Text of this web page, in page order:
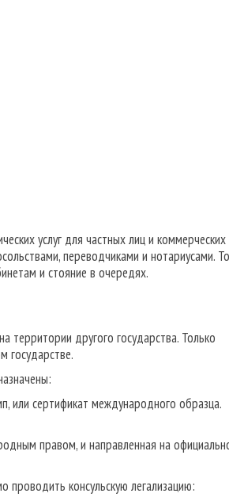
услуг для частных лиц и коммерческих
переводчиками и нотариусами.
и стояние в очередях.
территории другого государства. Только
государстве.
или сертификат международного образца.
правом, и направленная на
проводить консульскую легализацию: